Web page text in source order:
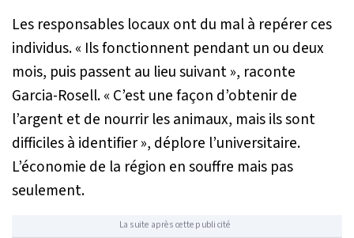
Les responsables locaux ont du mal à repérer ces
individus. « Ils fonctionnent pendant un ou deux
mois, puis passent au lieu suivant», raconte
Garcia-Rosell. « C’est une façon d’obtenir de
l’argent et de nourrir les animaux, mais ils sont
difficiles à identifier», déplore l’universitaire.
L’économie de la région en souffre mais pas
seulement.
La suite après cette publicité